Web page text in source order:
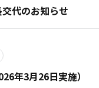
代のお知らせ
年3月26日実施）